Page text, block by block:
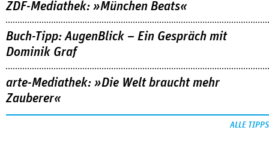
ZDF-Mediathek: »München Beats«
Buch-Tipp: AugenBlick – Ein Gespräch mit
Dominik Graf
arte-Mediathek: »Die Welt braucht mehr
Zauberer«
ALLE TIPPS